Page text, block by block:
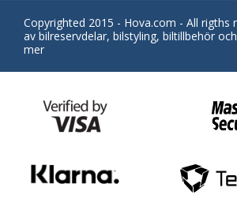
Copyrighted 2015 - Hova.com - All rigths
av bilreservdelar, bilstyling, biltillbehör
mer